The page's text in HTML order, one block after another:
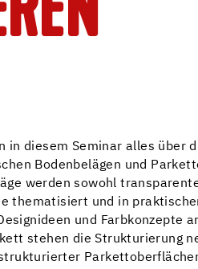
in diesem Seminar alles über
Bodenbelägen und
werden sowohl
thematisiert und in
und Farbkonzepte
stehen die Strukturierung
Parkettoberflächen